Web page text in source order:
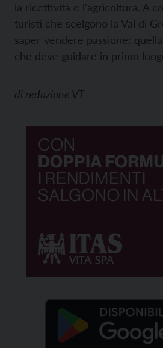
la ricettività e l'agricoltura. A
turisti che scelgono la Val di
saper vendere passione:
che deve guidare in primo
di redazione VT